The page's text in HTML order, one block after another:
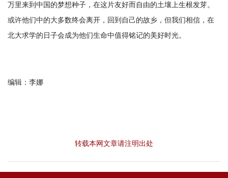
万里来到中国的梦想种子，在这片友好而自由的土壤上生根发芽。
或许他们中的大多数终会离开，回到自己的故乡，但我们相信，在
北大求学的日子会成为他们生命中值得铭记的美好时光。
编辑：李娜
转载本网文章请注明出处